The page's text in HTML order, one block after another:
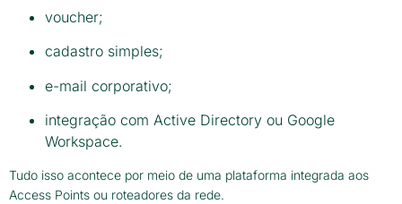
voucher;
cadastro simples;
e-mail corporativo;
integração com Active Directory ou Google
Workspace.
Tudo isso acontece por meio de uma plataforma integrada aos
Access Points ou roteadores da rede.